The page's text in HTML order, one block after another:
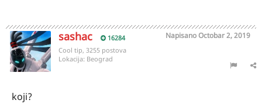
sashac 16284 NapisanoOctobar 2, 2019
Cool tip, 3255 postova
Lokacija: Beograd
koji?